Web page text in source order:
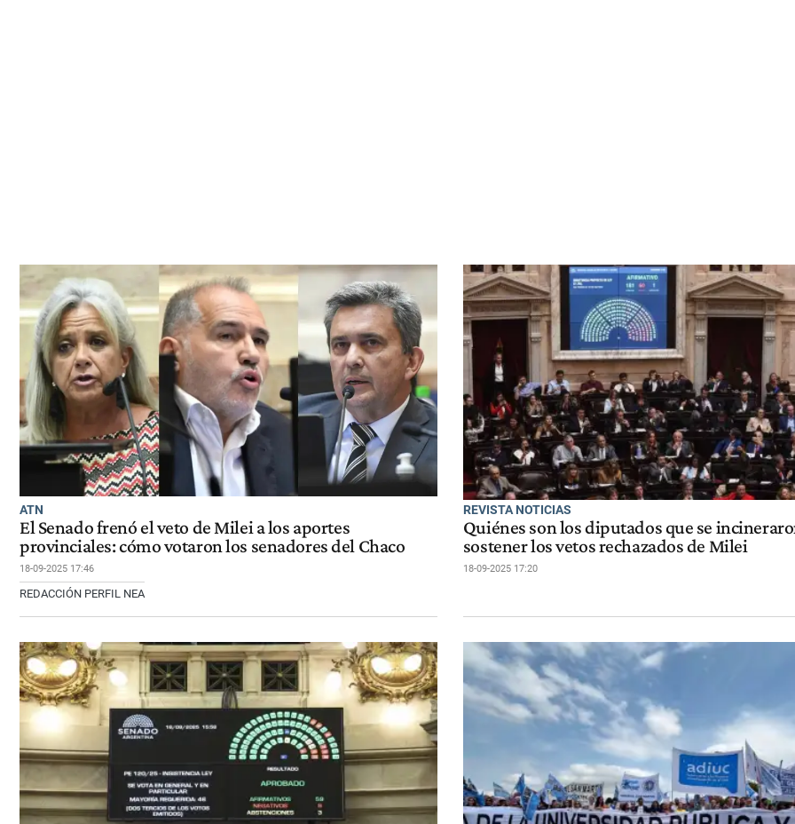
ATN
El Senado frenó el veto de Milei a los aportes
provinciales: cómo votaron los senadores del Chaco
18-09-2025 17:46
REDACCIÓN PERFIL NEA
REVISTA NOTICIAS
Quiénes son los diputados que se
sostener los vetos rechazados de Milei
18-09-2025 17:20